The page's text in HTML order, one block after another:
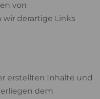
von
derartige Links
erstellten Inhalte und
dem